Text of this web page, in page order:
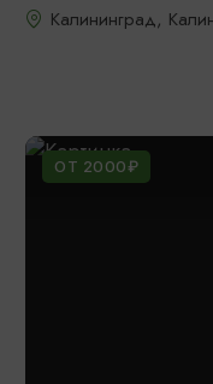
Калининград,
ОТ 2000₽